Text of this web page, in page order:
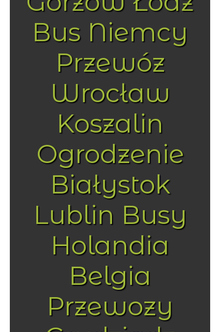
Bus Niemcy
Przewóz
Wrocław
Koszalin
Ogrodzenie
Białystok
Lublin Busy
Holandia
Belgia
Przewozy